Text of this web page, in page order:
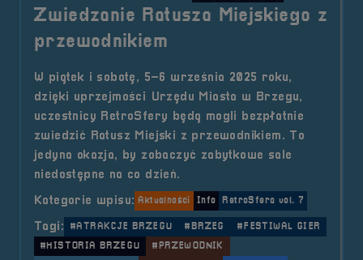
Zwiedzanie Ratusza Miejskiego z
przewodnikiem
W piątek i sobotę, 5–6 września 2025 roku,
dzięki uprzejmości Urzędu Miasta w Brzegu,
uczestnicy RetroSfery będą mogli bezpłatnie
zwiedzić Ratusz Miejski z przewodnikiem. To
jedyna okazja, by zobaczyć zabytkowe sale
niedostępne na co dzień.
Kategorie wpisu: Aktualności Info RetroSfera vol. 7
Tagi: #ATRAKCJE BRZEGU #BRZEG
#FESTIWAL GIER
#HISTORIA BRZEGU
#PRZEWODNIK